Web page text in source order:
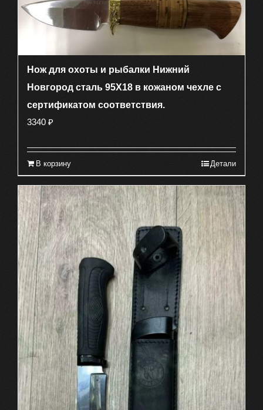
Нож для охоты и рыбалки Нижний
Новгород сталь 95Х18 в кожаном чехле с
сертификатом соответствия.
3340 ₽
В корзину Детали